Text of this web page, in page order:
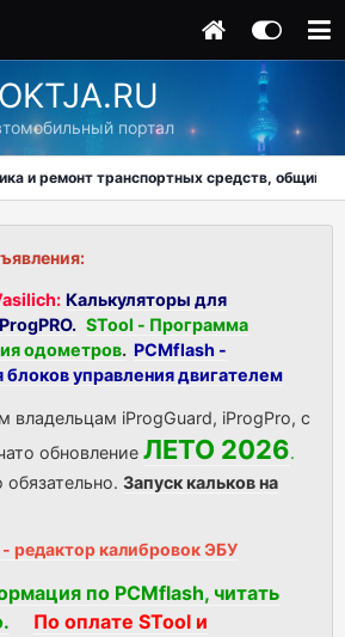
OKTJA.RU
портал
и ремонт транспортных средств, общий
Калькуляторы для
STool - Программа
одометров. PCMflash -
блоков управления двигателем
владельцам iProgGuard, iProgPro, с
обновление ЛЕТО 2026.
Запуск кальков на
редактор калибровок ЭБУ
по PCMflash, читать
По оплате STool и